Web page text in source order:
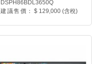
DSPH86BDL3650Q
建議售價： $ 129,000 (含稅)